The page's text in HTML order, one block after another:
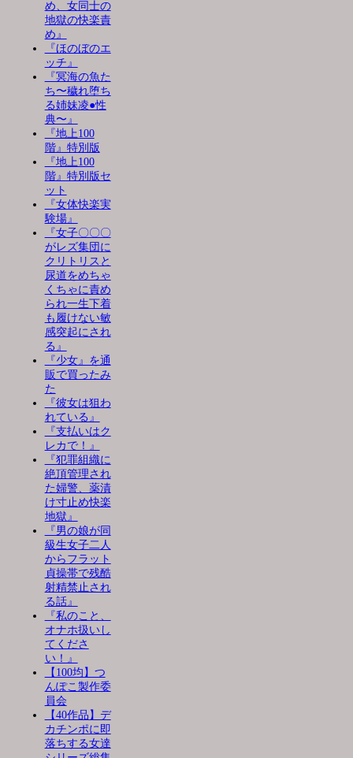
め、女同士の
地獄の快楽責
め』
『ほのぼのエ
ッチ』
『冥海の魚た
ち〜穢れ堕ち
る姉妹凌●性
典〜』
『地上100
階』特別版
『地上100
階』特別版セ
ット
『女体快楽実
験場』
『女子〇〇〇
がレズ集団に
クリトリスと
尿道をめちゃ
くちゃに責め
られ一生下着
も履けない敏
感突起にされ
る』
『少女』を通
販で買ったみ
た
『彼女は狙わ
れている』
『支払いはク
レカで！』
『犯罪組織に
絶頂管理され
た婦警、薬漬
け寸止め快楽
地獄』
『男の娘が同
級生女子二人
からフラット
貞操帯で残酷
射精禁止され
る話』
『私のこと、
オナホ扱いし
てくださ
い！』
【100均】つ
んぽこ製作委
員会
【40作品】デ
カチンポに即
落ちする女達